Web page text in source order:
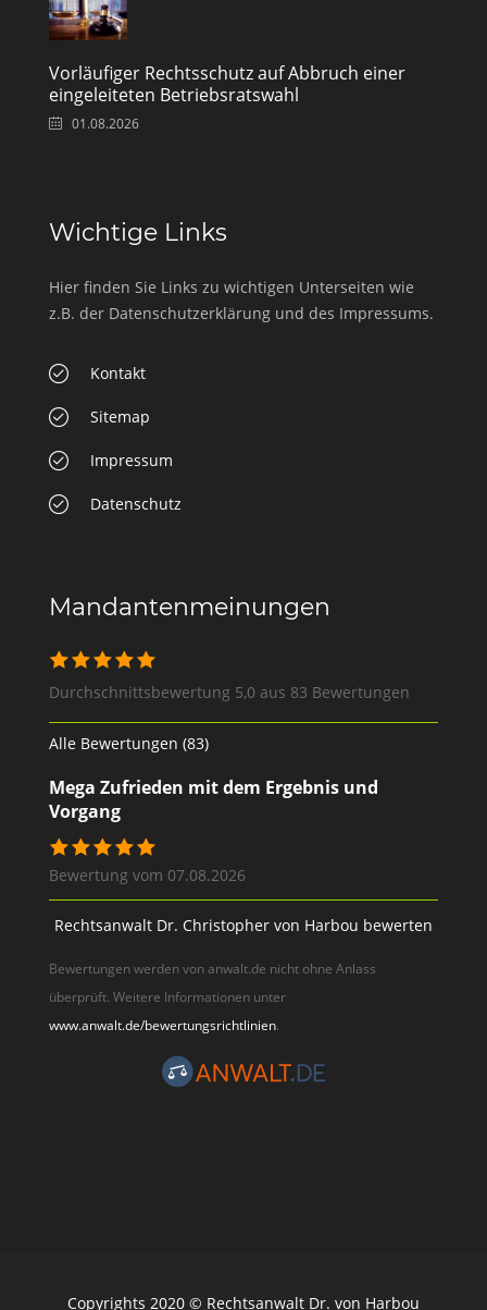
Vorläufiger Rechtsschutz auf Abbruch einer
eingeleiteten Betriebsratswahl
01.08.2026
Wichtige Links
Hier finden Sie Links zu wichtigen Unterseiten wie
z.B. der Datenschutzerklärung und des Impressums.
Kontakt
Sitemap
Impressum
Datenschutz
Mandantenmeinungen
Durchschnittsbewertung 5,0 aus 83 Bewertungen
Alle Bewertungen (83)
Mega Zufrieden mit dem Ergebnis und
Vorgang
Bewertung vom 07.08.2026
Rechtsanwalt Dr. Christopher von Harbou bewerten
Bewertungen werden von anwalt.de nicht ohne Anlass
überprüft. Weitere Informationen unter
www.anwalt.de/bewertungsrichtlinien.
Copyrights 2020 © Rechtsanwalt Dr. von Harbou